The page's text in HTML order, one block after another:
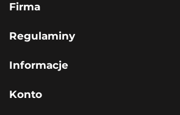
Firma
Regulaminy
Informacje
Konto